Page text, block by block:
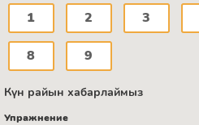
1 2 3
8 9
Күн райын хабарлаймыз
Упражнение